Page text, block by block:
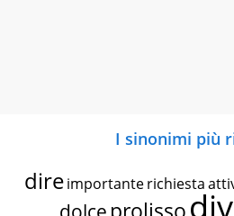
I sinonimi più
dire importante richiesta